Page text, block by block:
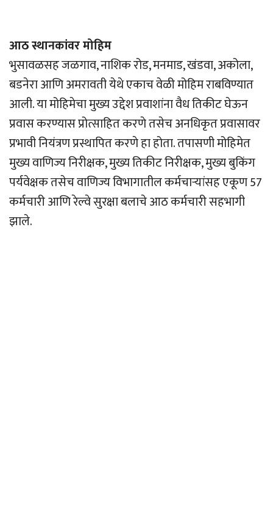
आठ स्थानकांवर मोहिम
भुसावळसह जळगाव, नाशिक रोड, मनमाड, खंडवा, अकोला,
बडनेरा आणि अमरावती येथे एकाच वेळी मोहिम राबविण्यात
आली. या मोहिमेचा मुख्य उद्देश प्रवाशांना वैध तिकीट घेऊन
प्रवास करण्यास प्रोत्साहित करणे तसेच अनधिकृत प्रवासावर
प्रभावी नियंत्रण प्रस्थापित करणे हा होता. तपासणी मोहिमेत
मुख्य वाणिज्य निरीक्षक, मुख्य तिकीट निरीक्षक, मुख्य बुकिंग
पर्यवेक्षक तसेच वाणिज्य विभागातील कर्मचार्‍यांसह एकूण 57
कर्मचारी आणि रेल्वे सुरक्षा बलाचे आठ कर्मचारी सहभागी
झाले.